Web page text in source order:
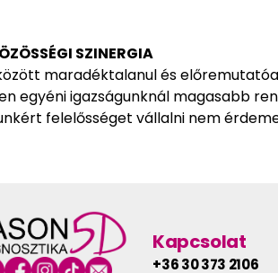
SZINERGIA
maradéktalanul és
egyéni igazságunknál magasabb
felelősséget vállalni nem
Kapcsolat
+36 30 373 2106